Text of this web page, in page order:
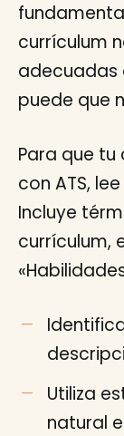
currículum
adecuadas
puede que
Para que
con ATS,
Incluye
currículum,
Utiliza
natural